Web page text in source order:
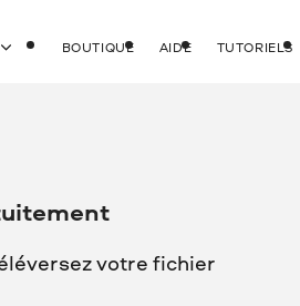
BOUTIQUE AIDE TUTORIELS
votre fichier